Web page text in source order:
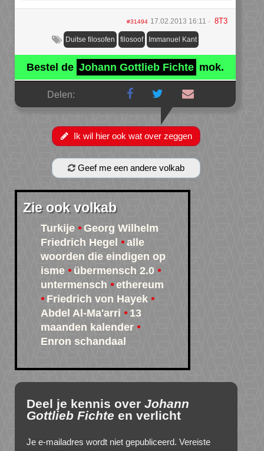
#31494 17.02.2013 16:11 8T3
Duitse filosofen filosoof Immanuel Kant
Bestel de Johann Gottlieb Fichte mok.
Delen:
Ik wil hier ook wat over zeggen
Geef me een andere volkab
Zie ook volkab
Turkije
Georg Wilhelm
Friedrich Hegel
alle
woorden die eindigen op
isme
übermensch 2.0
untermensch
ethereum
Friedrich von Hayek
Abdel Al-Ma'arri
13
maanden kalender
Enron schandaal
Deel je kennis over Johann
Gottlieb Fichte en verlicht
Je e-mailadres wordt niet gepubliceerd. Vereiste